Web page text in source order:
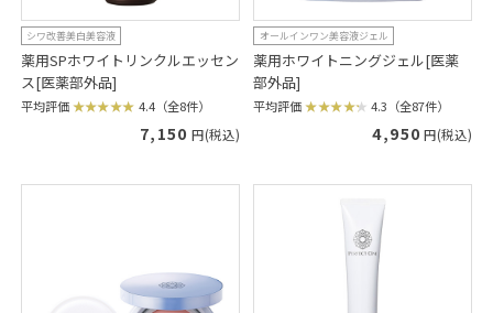
シワ改善美白美容液
薬用SPホワイトリンクルエッセン
ス[医薬部外品]
平均評価 4.4（全8件）
7,150 円(税込)
オールインワン美容液ジェル
薬用ホワイトニングジェル[医薬
部外品]
平均評価 4.3（全87件）
4,950 円(税込)